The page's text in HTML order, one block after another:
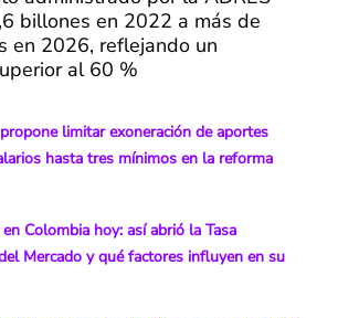
billones en 2022 a más de
en 2026, reflejando un
al 60 %
limitar exoneración de aportes
hasta tres mínimos en la reforma
Colombia hoy: así abrió la Tasa
Mercado y qué factores influyen en su